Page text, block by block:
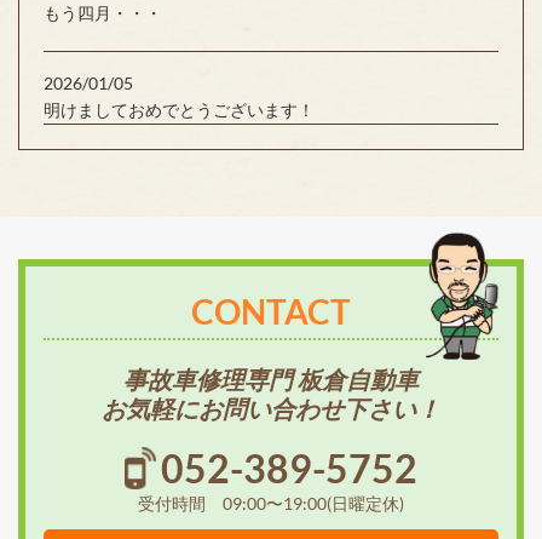
もう四月・・・
2026/01/05
明けましておめでとうございます！
CONTACT
事故車修理専門 板倉自動車
お気軽にお問い合わせ下さい！
052-389-5752
受付時間 09:00〜19:00(日曜定休)